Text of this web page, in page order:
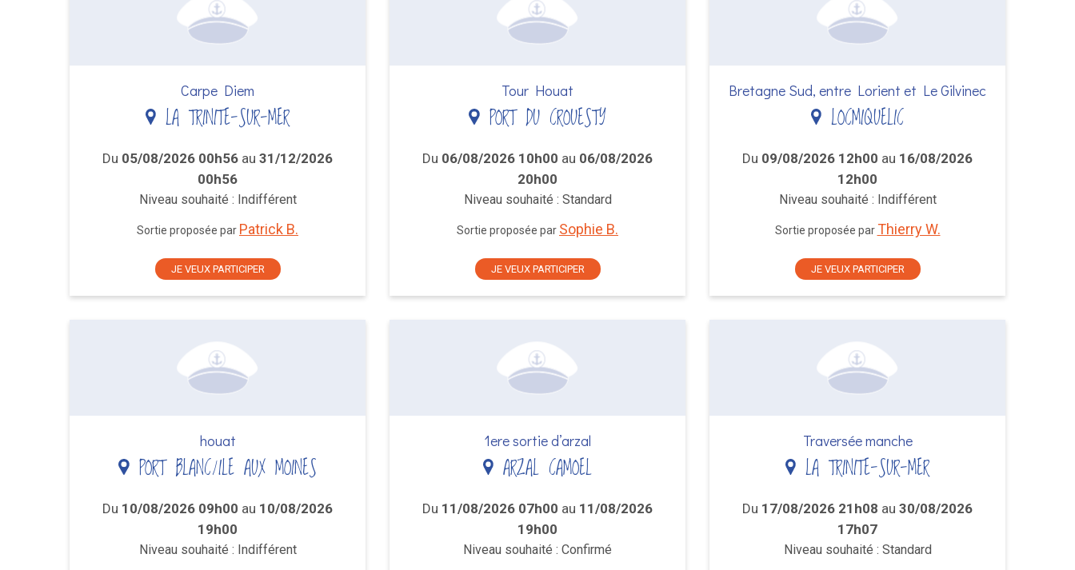
Carpe Diem
LA TRINITE-SUR-MER
Du 05/08/2026 00h56 au 31/12/2026
00h56
Niveau souhaité : Indifférent
Sortie proposée par Patrick B.
JE VEUX PARTICIPER
Tour Houat
PORT DU CROUESTY
Du 06/08/2026 10h00 au 06/08/2026
20h00
Niveau souhaité : Standard
Sortie proposée par Sophie B.
JE VEUX PARTICIPER
Bretagne Sud, entre Lorient et Le Gilvinec
LOCMIQUELIC
Du 09/08/2026 12h00 au 16/08/2026
12h00
Niveau souhaité : Indifférent
Sortie proposée parThierry W.
JE VEUX PARTICIPER
houat
PORT BLANC/ILE AUX MOINES
Du 10/08/2026 09h00 au 10/08/2026
19h00
Niveau souhaité : Indifférent
1ere sortie d’arzal
ARZAL CAMOEL
Du 11/08/2026 07h00 au 11/08/2026
19h00
Niveau souhaité : Confirmé
Traversée manche
LA TRINITE-SUR-MER
Du 17/08/2026 21h08 au 30/08/2026
17h07
Niveau souhaité : Standard